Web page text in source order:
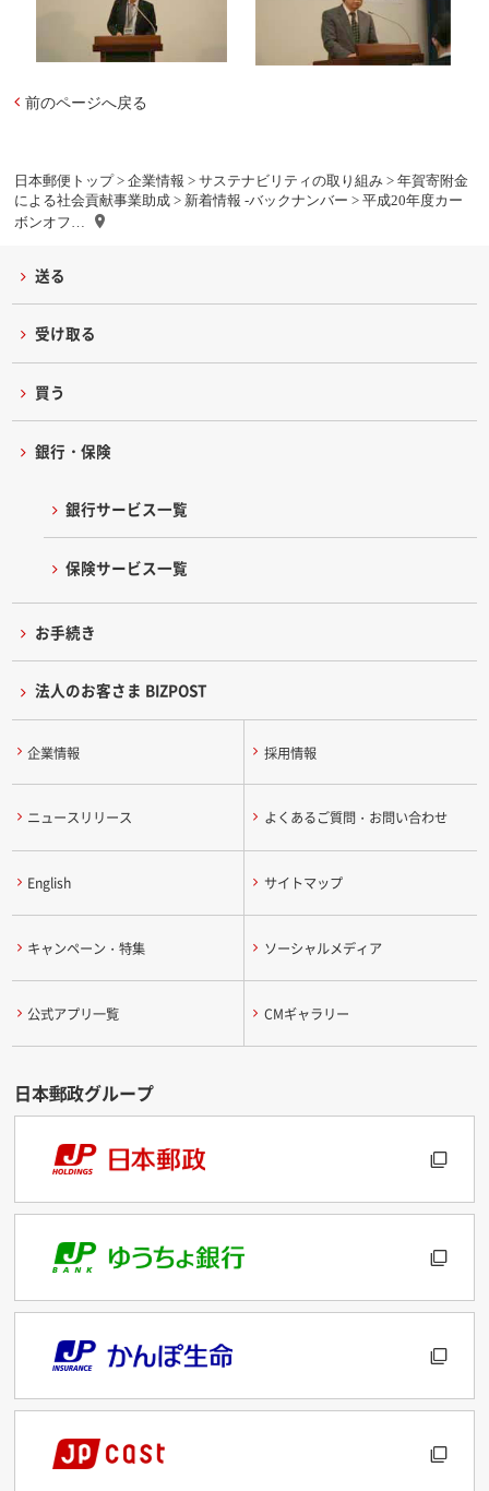
日本郵便トップ> 企業情報 > サステナビリティの取り組み> 年賀寄附金
による社会貢献事業助成> 新着情報 -バックナンバー > 平成20年度カー
ボンオフ…
前のページへ戻る
送る
受け取る
買う
銀行・保険
銀行サービス一覧
保険サービス一覧
お手続き
法人のお客さま BIZPOST
企業情報 採用情報
ニュースリリース よくあるご質問・お問い合わせ
English サイトマップ
キャンペーン・特集 ソーシャルメディア
公式アプリ一覧 CMギャラリー